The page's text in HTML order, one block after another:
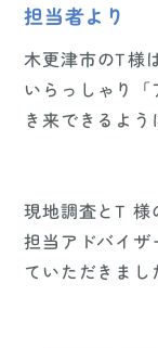
担当者より
木更津市のT様
いらっしゃり
き来できるよう
現地調査とT 様
担当アドバイザ
ていただきまし